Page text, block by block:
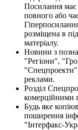
Посилання має
повного або
розміщена в
матеріалу.
Новини з
"Регіони",
реклами.
Розділ
комерційними
Будь яке
поширення
"Інтерфакс-